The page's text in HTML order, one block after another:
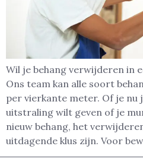
Wil je behang verwijderen in
Ons team kan alle soort
per vierkante meter. Of je nu
uitstraling wilt geven of je
nieuw behang, het
uitdagende klus zijn. Voor